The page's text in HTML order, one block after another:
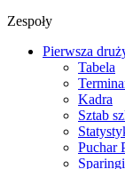
Zespoły
Pierwsza
Tabela
Kadra
Sztab
Puchar
Sparingi